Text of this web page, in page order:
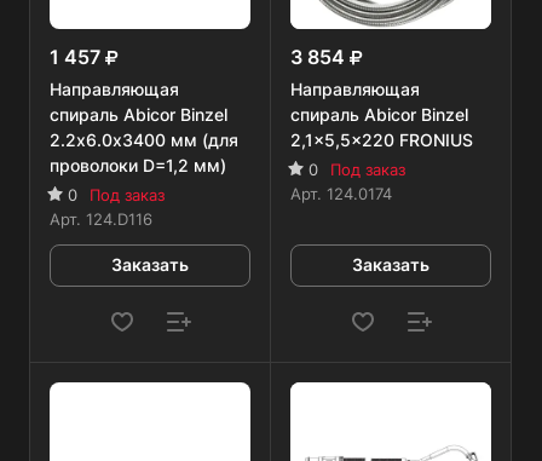
1 457
Направляющая
спираль Abicor Binzel
2.2х6.0х3400 мм (для
проволоки D=1,2 мм)
0
Под заказ
Арт. 124.D116
Заказать
3 854
Направляющая
спираль Abicor Binzel
2,1x5,5x220 FRONIUS
0
Под заказ
Арт. 124.0174
Заказать